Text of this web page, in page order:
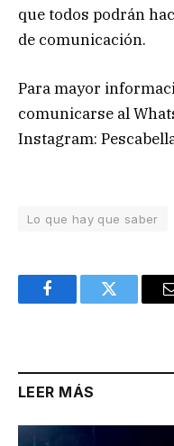
que todos podrán
de comunicación.
Para mayor
comunicarse al
Instagram:
Lo que hay que saber
FacebookTwitter
LEER MÁS